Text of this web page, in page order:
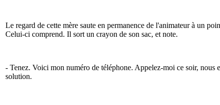
Le regard de cette mère saute en permanence de l'animateur à un
Celui-ci comprend. Il sort un crayon de son sac, et note.
- Tenez. Voici mon numéro de téléphone. Appelez-moi ce soir, nous
solution.